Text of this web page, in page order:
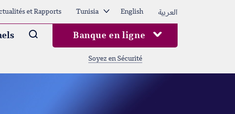
et Rapports Tunisia English العربية
Arama Banque en ligne
Soyez en Sécurité